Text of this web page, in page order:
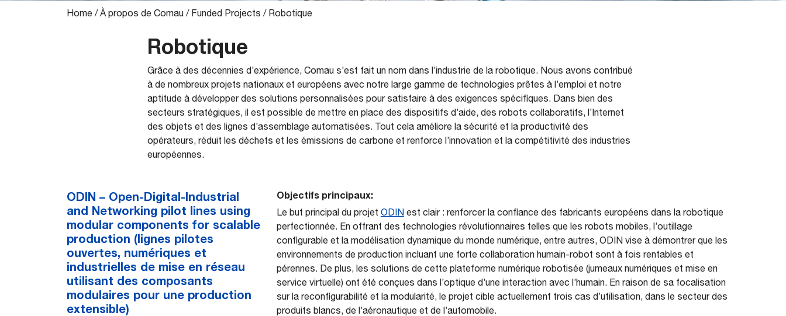
Home /À propos de Comau / Funded Projects / Robotique
Robotique
Grâce à des décennies d’expérience, Comau s’est fait un nom dans l’industrie de la robotique. Nous avons contribué
à de nombreux projets nationaux et européens avec notre large gamme de technologies prêtes à l’emploi et notre
aptitude à développer des solutions personnalisées pour satisfaire à des exigences spécifiques. Dans bien des
secteurs stratégiques, il est possible de mettre en place des dispositifs d’aide, des robots collaboratifs, l’Internet
des objets et des lignes d’assemblage automatisées. Tout cela améliore la sécurité et la productivité des
opérateurs, réduit les déchets et les émissions de carbone et renforce l’innovation et la compétitivité des industries
européennes.
ODIN – Open-Digital-Industrial
and Networking pilot lines using
modular components for scalable
production (lignes pilotes
ouvertes, numériques et
industrielles de mise en réseau
utilisant des composants
modulaires pour une production
extensible)
Objectifs principaux:
Le but principal du projet ODINest clair : renforcer la confiance des fabricants européens dans la robotique
perfectionnée. En offrant des technologies révolutionnaires telles que les robots mobiles, l’outillage
configurable et la modélisation dynamique du monde numérique, entre autres, ODIN vise à démontrer que les
environnements de production incluant une forte collaboration humain-robot sont à fois rentables et
pérennes. De plus, les solutions de cette plateforme numérique robotisée (jumeaux numériques et mise en
service virtuelle) ont été conçues dans l’optique d’une interaction avec l’humain. En raison de sa focalisation
sur la reconfigurabilité et la modularité, le projet cible actuellement trois cas d’utilisation, dans le secteur des
produits blancs, de l’aéronautique et de l’automobile.